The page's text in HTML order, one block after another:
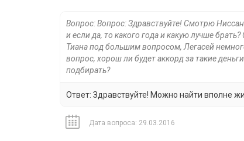
Вопрос: Вопрос: Здравствуйте! Смотрю
и если да, то какого года и какую лучше
Тиана под большим вопросом, Легасей
вопрос, хорош ли будет аккорд за такие
подбирать?
Ответ: Здравствуйте! Можно найти вполне
Дата вопроса: 29.03.2016